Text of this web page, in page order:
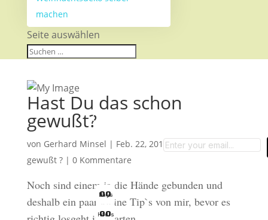
machen
Seite auswählen
Hast Du das schon
gewußt?
von Gerhard Minsel | Feb. 22, 2013|Hast Du es
gewußt ?| 0 Kommentare
Noch sind einem ja die Hände gebunden und
deshalb ein paar kleine Tip`s von mir, bevor es
00
Days
00
Hours
Garten-Tipps